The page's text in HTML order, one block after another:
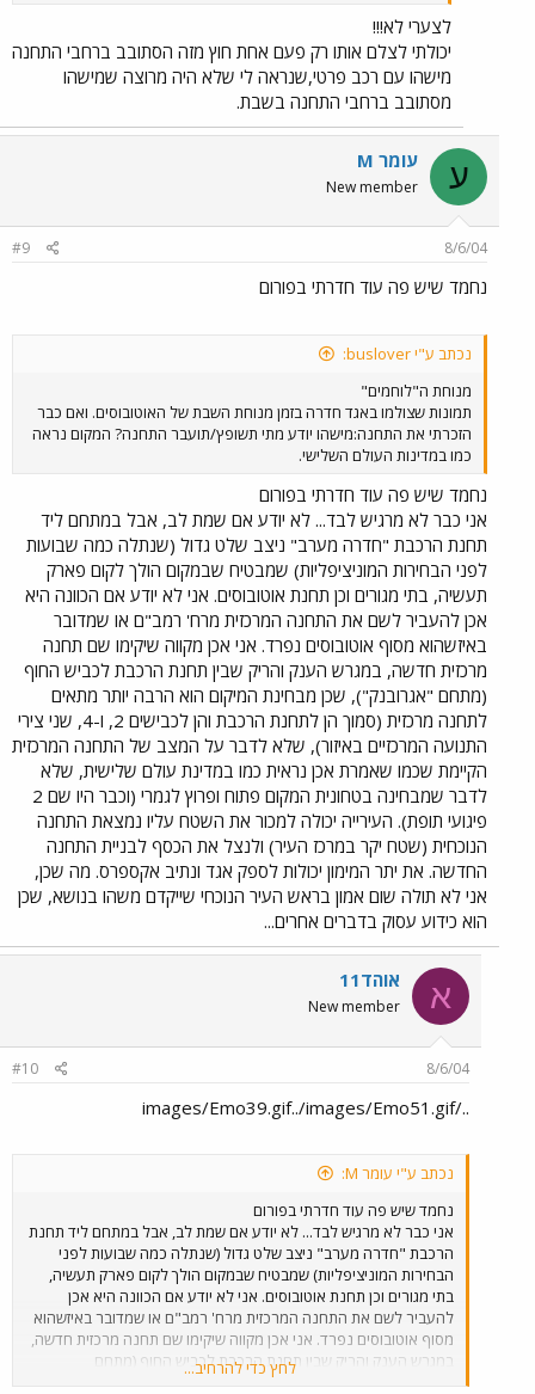
לצערי לא!!!
יכולתי לצלם אותו רק פעם אחת חוץ מזה הסתובב ברחבי התחנה
מישהו עם רכב פרטי,שנראה לי שלא היה מרוצה שמישהו
מסתובב ברחבי התחנה בשבת.
ע עומר M
New member
8/6/04
#9
נחמד שיש פה עוד חדרתי בפורום
נכתב ע"י buslover:
מנוחת ה"לוחמים"
תמונות שצולמו באגד חדרה בזמן מנוחת השבת של האוטובוסים. ואם כבר
הזכרתי את התחנה:מישהו יודע מתי תשופץ/תועבר התחנה? המקום נראה
כמו במדינות העולם השלישי.
נחמד שיש פה עוד חדרתי בפורום
אני כבר לא מרגיש לבד... לא יודע אם שמת לב, אבל במתחם ליד
תחנת הרכבת "חדרה מערב" ניצב שלט גדול (שנתלה כמה שבועות
לפני הבחירות המוניציפליות) שמבטיח שבמקום הולך לקום פארק
תעשיה, בתי מגורים וכן תחנת אוטובוסים. אני לא יודע אם הכוונה היא
אכן להעביר לשם את התחנה המרכזית מרח' רמב"ם או שמדובר
באיזשהוא מסוף אוטובוסים נפרד. אני אכן מקווה שיקימו שם תחנה
מרכזית חדשה, במגרש הענק והריק שבין תחנת הרכבת לכביש החוף
(מתחם "אגרובנק"), שכן מבחינת המיקום הוא הרבה יותר מתאים
לתחנה מרכזית (סמוך הן לתחנת הרכבת והן לכבישים 2, ו-4, שני צירי
התנועה המרכזיים באיזור), שלא לדבר על המצב של התחנה המרכזית
הקיימת שכמו שאמרת אכן נראית כמו במדינת עולם שלישית, שלא
לדבר שמבחינה בטחונית המקום פתוח ופרוץ לגמרי (וכבר היו שם 2
פיגועי תופת). העירייה יכולה למכור את השטח עליו נמצאת התחנה
הנוכחית (שטח יקר במרכז העיר) ולנצל את הכסף לבניית התחנה
החדשה. את יתר המימון יכולות לספק אגד ונתיב אקספרס. מה שכן,
אני לא תולה שום אמון בראש העיר הנוכחי שייקדם משהו בנושא, שכן
הוא כידוע עסוק בדברים אחרים...
א אוהד11
New member
8/6/04
#10
../images/Emo39.gif../images/Emo51.gif
נכתב ע"י עומר M:
נחמד שיש פה עוד חדרתי בפורום
אני כבר לא מרגיש לבד... לא יודע אם שמת לב, אבל במתחם ליד תחנת
הרכבת "חדרה מערב" ניצב שלט גדול (שנתלה כמה שבועות לפני
הבחירות המוניציפליות) שמבטיח שבמקום הולך לקום פארק תעשיה,
בתי מגורים וכן תחנת אוטובוסים. אני לא יודע אם הכוונה היא אכן
להעביר לשם את התחנה המרכזית מרח' רמב"ם או שמדובר באיזשהוא
מסוף אוטובוסים נפרד. אני אכן מקווה שיקימו שם תחנה מרכזית חדשה,
במגרש הענק והריק שבין תחנת הרכבת לכביש החוף (מתחם
"אגרובנק"), שכן מבחינת המיקום הוא הרבה יותר מתאים לתחנה
לחץ כדי להרחיב...